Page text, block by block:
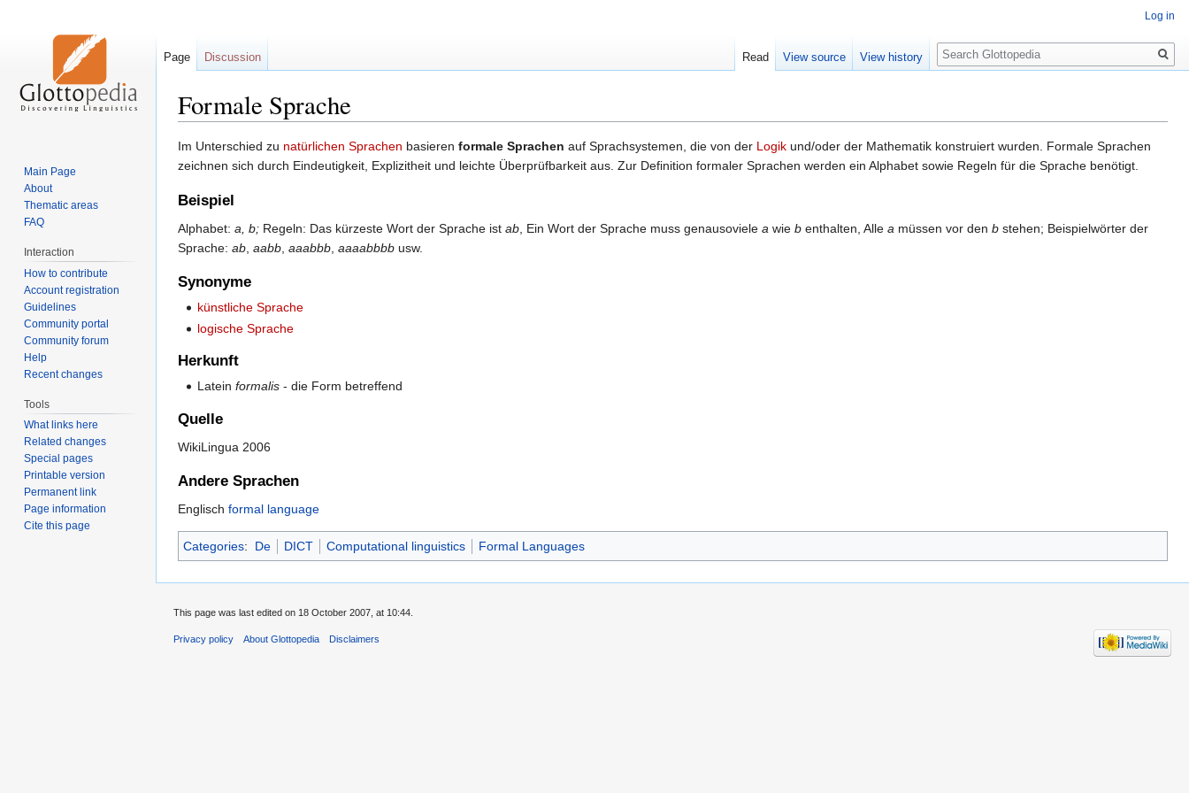
Formale Sprache
Jump
to
Jump
to
Im Unterschied zu natürlichen Sprachen basieren formale Sprachen auf Sprachsystemen, die von der Logik und/oder der Mathematik konstruiert wurden. Formale Sprachen
zeichnen sich durch Eindeutigkeit, Explizitheit und leichte Überprüfbarkeit aus. Zur Definition formaler Sprachen werden ein Alphabet sowie Regeln für die Sprache benötigt.
Beispiel
Alphabet: a, b; Regeln: Das kürzeste Wort der Sprache ist ab , Ein Wort der Sprache muss genausoviele a wie b enthalten, Alle a müssen vor den b stehen; Beispielwörter der
Sprache: ab aabb aaabbb aaaabbbb usw.
Synonyme
künstliche Sprache
logische Sprache
Herkunft
Lateinformalis - die Form betreffend
Quelle
WikiLingua 2006
Andere Sprachen
Englisch formal language
Categories: De DICT Computational linguistics Formal Languages
Log in
Page Discussion Read View source View history
Search
Main Page
About
Thematic areas
FAQ
Interaction
How to contribute
Account registration
Guidelines
Community portal
Community forum
Help
Recent changes
Tools
What links here
Related changes
Special pages
Printable version
Permanent link
Page information
Cite this page
This page was last edited on 18 October 2007, at 10:44.
Privacy policy About Glottopedia Disclaimers